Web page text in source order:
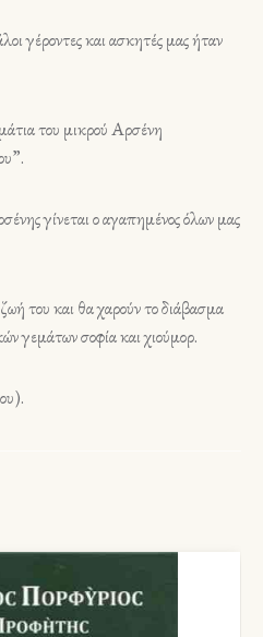
γέροντες και ασκητές μας ήταν
του μικρού Αρσένη
γίνεται ο αγαπημένος όλων μας
του και θα χαρούν το διάβασμα
γεμάτων σοφία και χιούμορ.